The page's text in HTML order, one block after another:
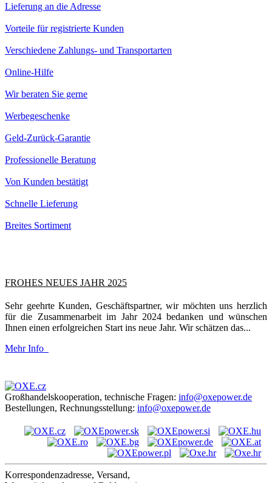
Lieferung an die Adresse
Vorteile für registrierte Kunden
Verschiedene Zahlungs- und Transportarten
Online-Hilfe
Wir beraten Sie gerne
Werbegeschenke
Geld-Zurück-Garantie
Professionelle Beratung
Von Kunden bestätigt
Schnelle Lieferung
Breites Sortiment
FROHES NEUES JAHR 2025
Sehr geehrte Kunden, Geschäftspartner, wir möchten uns herzlich
für die Zusammenarbeit im Jahr 2024 bedanken und wünschen
Ihnen einen erfolgreichen Start ins neue Jahr. Wir schätzen das...
Mehr Info
Großhandelskooperation, technische Fragen: info@oxepower.de
Bestellungen, Rechnungsstellung: info@oxepower.de
Korrespondenzadresse, Versand,